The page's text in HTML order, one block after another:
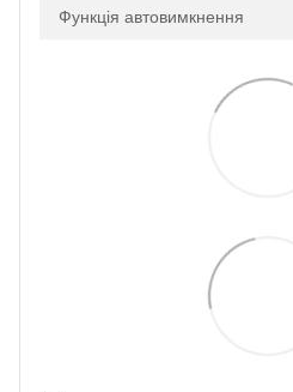
Функція автовимкнення